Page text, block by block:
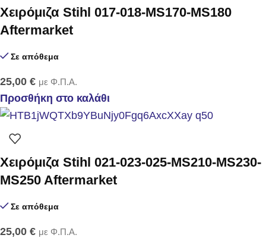
Χειρόμιζα Stihl 017-018-MS170-MS180
Aftermarket
Σε απόθεμα
25,00 € με Φ.Π.Α.
Προσθήκη στο καλάθι
Χειρόμιζα Stihl 021-023-025-MS210-MS230-
MS250 Aftermarket
Σε απόθεμα
25,00 € με Φ.Π.Α.